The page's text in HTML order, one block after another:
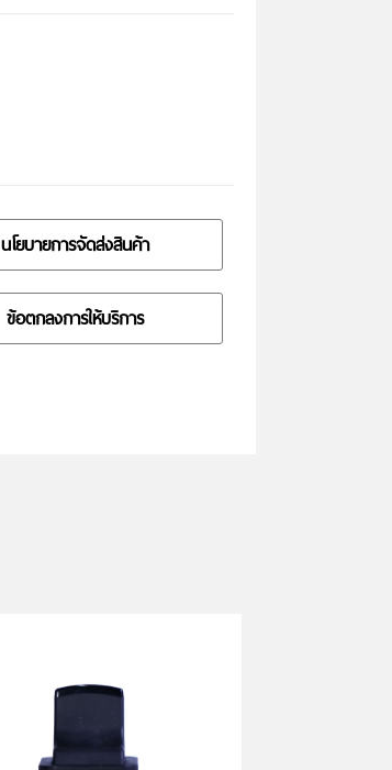
นโยบายการจัดส่งสินค้า
ข้อตกลงการให้บริการ